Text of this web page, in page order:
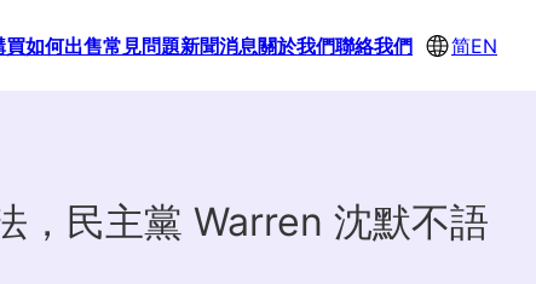
買如何出售常見問題新聞消息關於我們聯絡我們 简EN
，民主黨 Warren 沈默不語